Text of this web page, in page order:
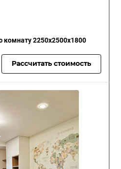
комнату 2250x2500x1800
Рассчитать стоимость